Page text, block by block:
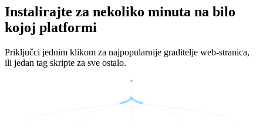
Instalirajte za nekoliko minuta na bilo
kojoj platformi
Priključci jednim klikom za najpopularnije graditelje web-stranica,
ili jedan tag skripte za sve ostalo.